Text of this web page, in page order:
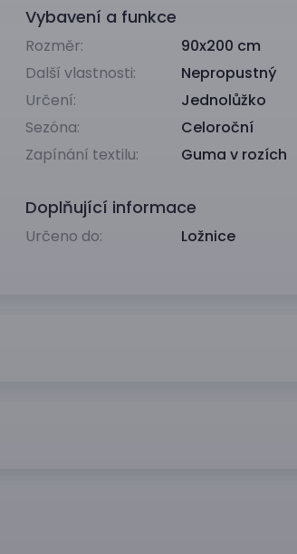
Vybavení a funkce
Rozměr:
90x200 cm
Další vlastnosti:
Nepropustný
Určení:
Jednolůžko
Sezóna:
Celoroční
Zapínání textilu:
Guma v rozích
Doplňující informace
Určeno do: Ložnice